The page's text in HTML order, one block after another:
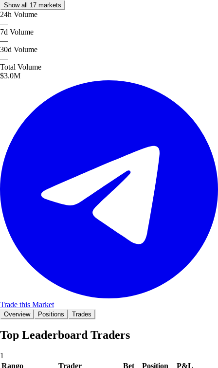
Show all 17 markets
24h Volume
—
7d Volume
—
30d Volume
—
Total Volume
$3.0M
Trade this Market
Overview Positions Trades
Top Leaderboard Traders
1
Rango
Trader Bet Position P&L